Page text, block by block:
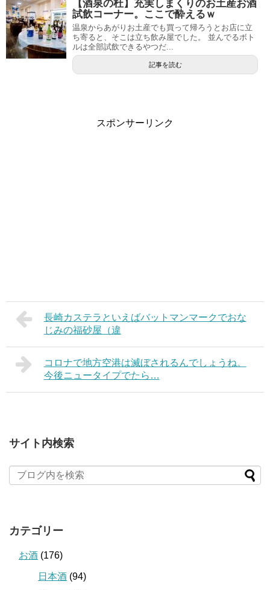
【酒泉の杜】充実しまくりのお土産お酒
試飲コーナー。ここで酔えるｗ
温泉からあがりお土産でも買って帰ろうとお店に立
ち寄ると、そこは立ち飲み屋でした。 並んでるボト
ルは全部試飲できるやつだ...
記事を読む
スポンサーリンク
長崎カステラといえばバットマンマークでおな
じみの福砂屋（違
コロナで地方空港は滅ぼされるんでしょうね。
今後ニュータイプでたら…
サイト内検索
カテゴリー
お酒 (176)
日本酒 (94)